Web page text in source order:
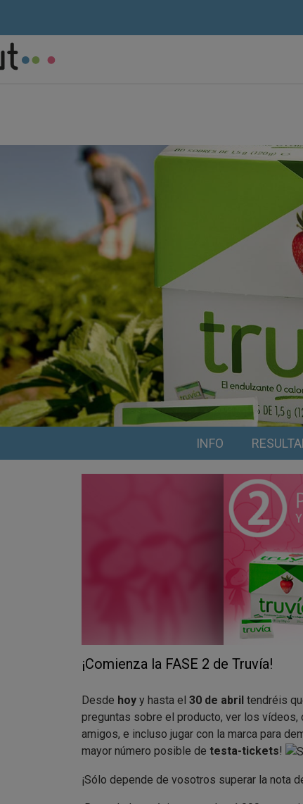
INFO
¡Comienza la FASE 2 de Truvía!
Desde hoy y hasta el 30 de abril tendréis
preguntas sobre el producto, ver los
amigos, e incluso jugar con la marca para
mayor número posible de testa-tickets!
¡Sólo depende de vosotros superar la nota